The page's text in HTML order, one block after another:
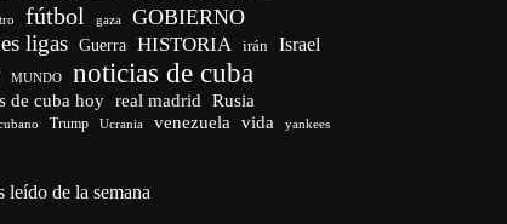
fútbol gaza GOBIERNO
ligas Guerra HISTORIA irán Israel
MUNDO noticias de cuba
de cuba hoy real madrid Rusia
Trump Ucrania venezuela vida yankees
leído de la semana